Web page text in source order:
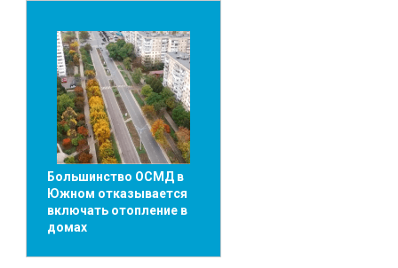
Большинство ОСМД в
Южном отказывается
включать отопление в
домах